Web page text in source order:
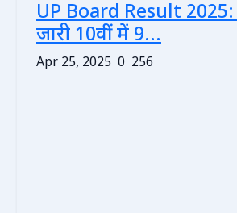
UP Board Result 2025:
जारी 10वीं में 9...
Apr 25, 2025 0 256